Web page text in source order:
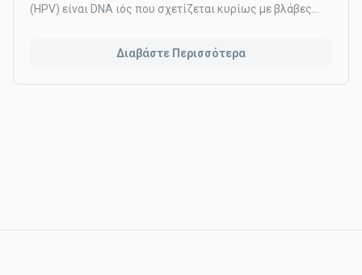
(HPV) είναι DNA ιός που σχετίζεται κυρίως με βλάβες
από 40 από αυτούς μπορούν να προσβάλουν το επιθήλιο
Διαβάστε Περισσότερα